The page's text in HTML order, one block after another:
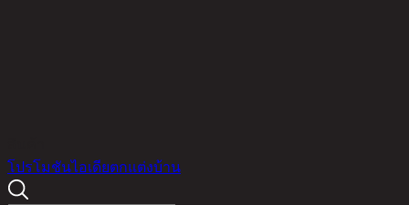
โปรโมชันไอเดียตกแต่งบ้าน